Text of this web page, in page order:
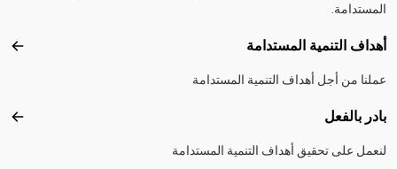
المستدامة.
أهداف التنمية المستدامة
عملنا من أجل أهداف التنمية المستدامة
بادر بالفعل
لنعمل على تحقيق أهداف التنمية المستدامة